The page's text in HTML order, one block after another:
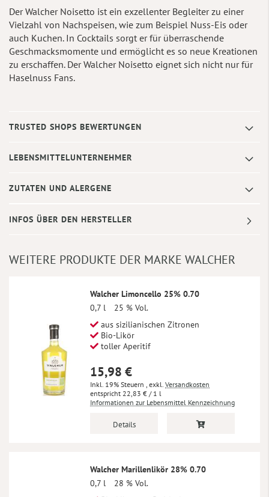
Der Walcher Noisetto ist ein exzellenter Begleiter zu einer
Vielzahl von Nachspeisen, wie zum Beispiel Nuss-Eis oder
auch Kuchen. In Cocktails sorgt er für überraschende
Geschmacksmomente und ermöglicht es so neue Kreationen
zu erschaffen. Der Walcher Noisetto eignet sich nicht nur für
Haselnuss Fans.
TRUSTED SHOPS BEWERTUNGEN
LEBENSMITTELUNTERNEHMER
ZUTATEN UND ALERGENE
INFOS ÜBER DEN HERSTELLER
WEITERE PRODUKTE DER MARKE WALCHER
Walcher Limoncello 25% 0.70
0,7 l
25 % Vol.
aus sizilianischen Zitronen
Bio-Likör
toller Aperitif
15,98 €
Inkl. 19% Steuern , exkl. Versandkosten
22,83 € / 1 l
Informationen zur Lebensmittel Kennzeichnung
Details
Walcher Marillenlikör 28% 0.70
0,7 l
28 % Vol.